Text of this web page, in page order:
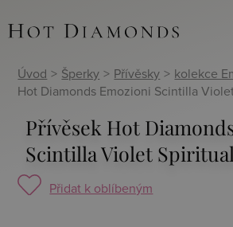
Úvod > Šperky > Přívěsky > kolekce
Hot Diamonds Emozioni Scintilla
Přívěsek Hot
Scintilla Violet
Přidat k oblíbeným